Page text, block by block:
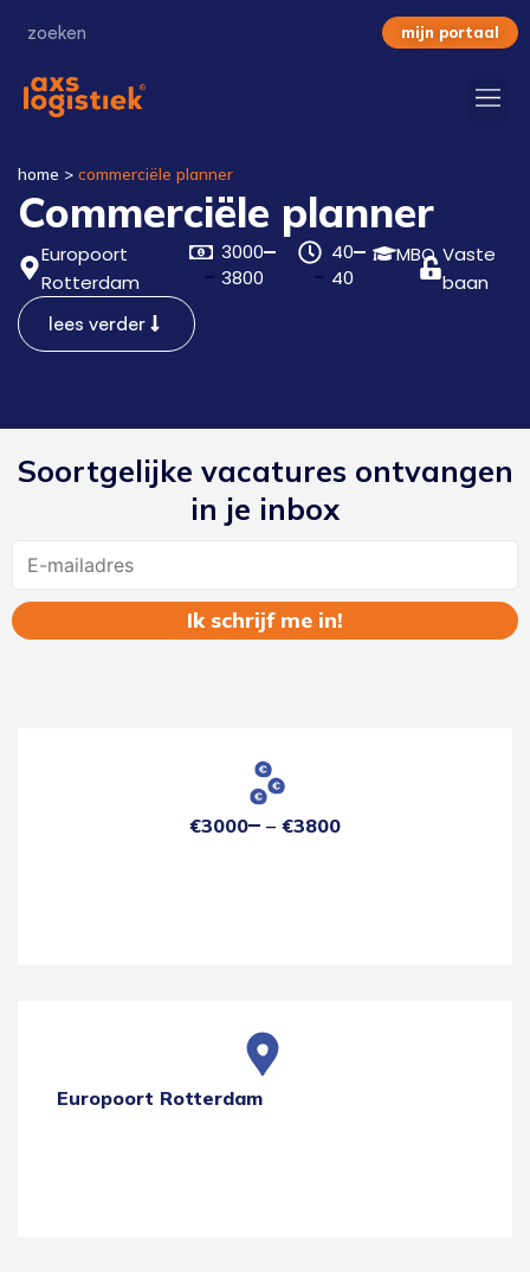
mijn portaal
home > commerciële planner
Commerciële planner
Europoort
Rotterdam
3000
3800
40
40
MBO Vaste
baan
lees verder
Soortgelijke vacatures ontvangen
in je inbox
€3000 €3800
Europoort Rotterdam